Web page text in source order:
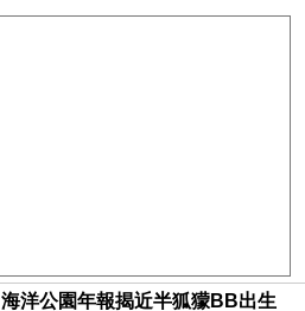
海洋公園年報揭近半狐獴BB出生